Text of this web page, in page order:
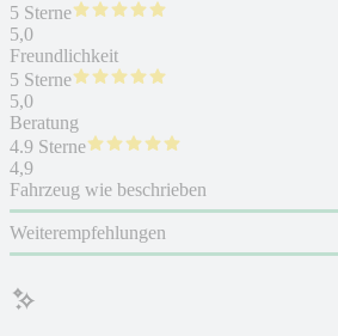
5 Sterne
5,0
Freundlichkeit
5 Sterne
5,0
Beratung
4.9 Sterne
4,9
Fahrzeug wie beschrieben
Weiterempfehlungen